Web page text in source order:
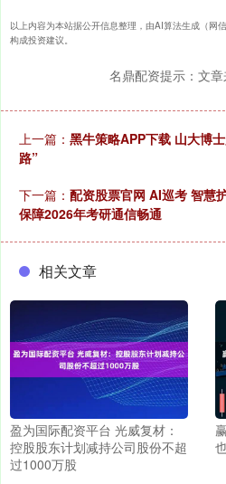
以上内容为本站据公开信息整理，由AI算法生成（
构成投资建议。
名鼎配资提示：文章
上一篇： 黑牛策略APP下载 山大博
路”
下一篇： 配资股票官网 AI巡考 智慧
保障2026年考研通信畅通
相关文章
盈为国际配资平台 光威复材：
控股股东计划减持公司股份不超
过1000万股